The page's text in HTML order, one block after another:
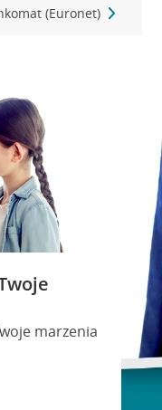
(Euronet)
marzenia